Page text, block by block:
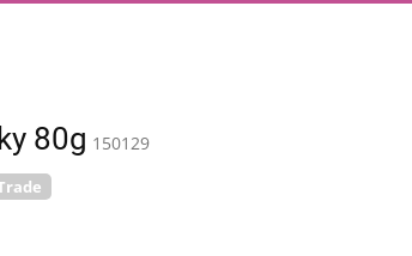
80g 150129